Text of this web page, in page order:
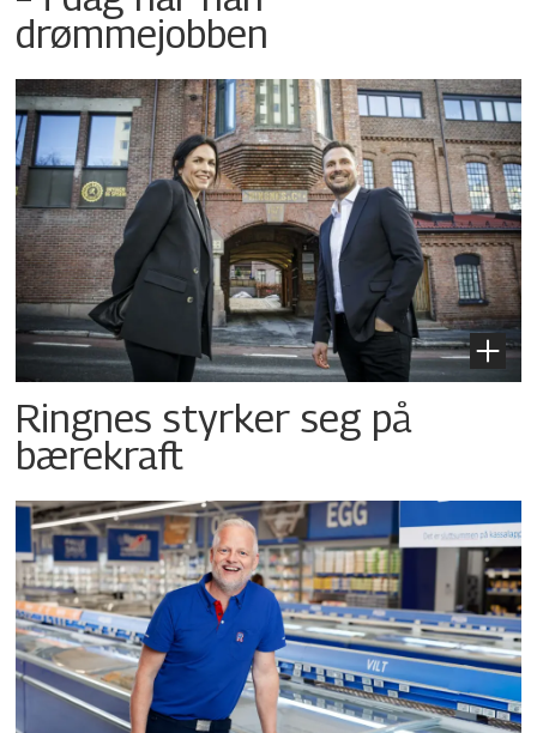
drømmejobben
Ringnes styrker seg på
bærekraft